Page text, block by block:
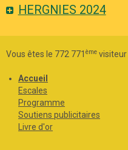
HERGNIES 2024
Vous êtes le 772 771 ème visiteur
Accueil
Escales
Programme
Soutiens publicitaires
Livre d'or